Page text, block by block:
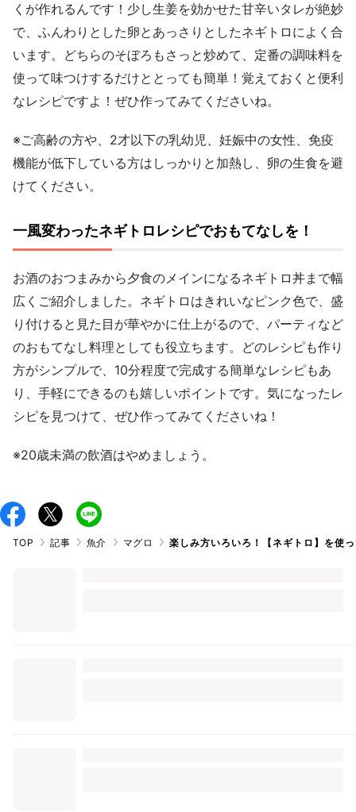
くが作れるんです！少し生姜を効かせた甘辛いタレが絶妙
で、ふんわりとした卵とあっさりとしたネギトロによく合
います。どちらのそぼろもさっと炒めて、定番の調味料を
使って味つけするだけととっても簡単！覚えておくと便利
なレシピですよ！ぜひ作ってみてくださいね。
※ご高齢の方や、2才以下の乳幼児、妊娠中の女性、免疫
機能が低下している方はしっかりと加熱し、卵の生食を避
けてください。
一風変わったネギトロレシピでおもてなしを！
お酒のおつまみから夕食のメインになるネギトロ丼まで幅
広くご紹介しました。ネギトロはきれいなピンク色で、盛
り付けると見た目が華やかに仕上がるので、パーティなど
のおもてなし料理としても役立ちます。どのレシピも作り
方がシンプルで、10分程度で完成する簡単なレシピもあ
り、手軽にできるのも嬉しいポイントです。気になったレ
シピを見つけて、ぜひ作ってみてくださいね！
※20歳未満の飲酒はやめましょう。
TOP 記事 魚介 マグロ 楽しみ方いろいろ！【ネギトロ】を使